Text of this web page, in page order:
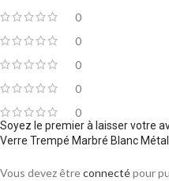
0
0
0
0
0
Soyez le premier à laisser votre
Verre Trempé Marbré Blanc Métal
Vous devez êtreconnectépour